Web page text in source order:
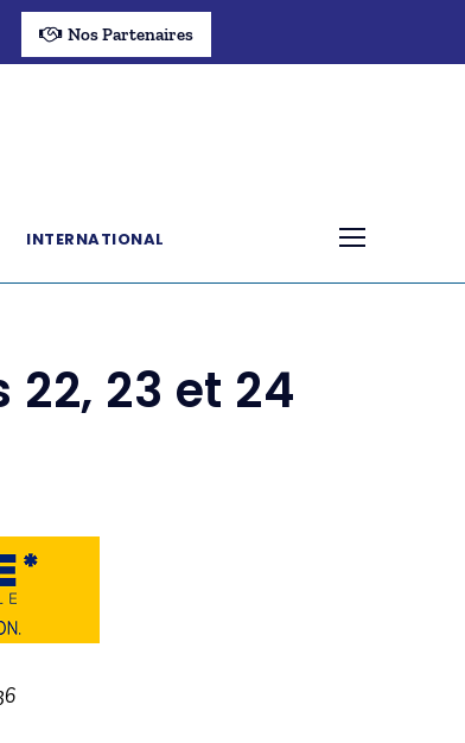
Nos Partenaires
INTERNATIONAL
23 et 24